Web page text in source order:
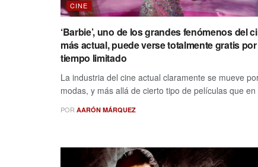
CINE
‘Barbie’, uno de los grandes fenómenos del
más actual, puede verse totalmente gratis por
tiempo limitado
La industria del cine actual claramente se mueve
modas, y más allá de cierto tipo de películas que en
POR AARÓN MÁRQUEZ